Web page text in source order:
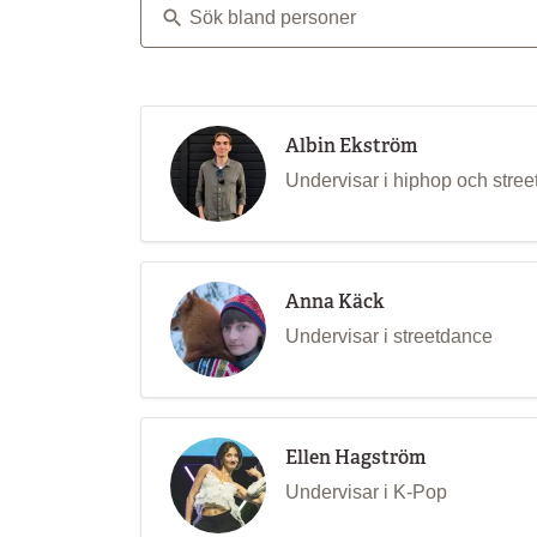
Albin Ekström
Undervisar i hiphop och
Anna Käck
Undervisar i streetdance
Ellen Hagström
Undervisar i K-Pop